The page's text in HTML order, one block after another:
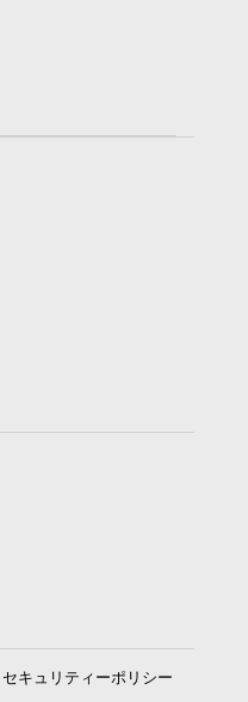
キュリティーポリシー